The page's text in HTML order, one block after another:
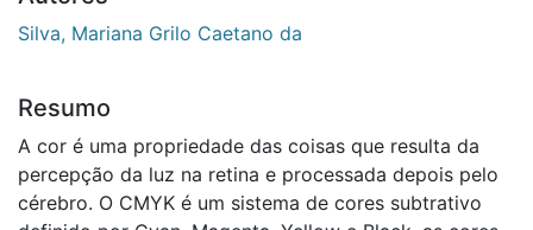
Silva, Mariana Grilo Caetano da
Resumo
A cor é uma propriedade das coisas que resulta da
percepção da luz na retina e processada depois pelo
cérebro. O CMYK é um sistema de cores subtrativo